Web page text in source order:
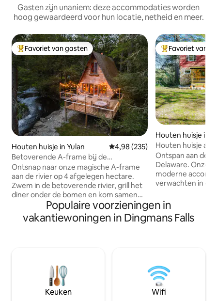
Gasten zijn unaniem: deze accommodaties worden
hoog gewaardeerd voor hun locatie, netheid en meer.
Topfavoriet van gasten
Favoriet van gasten
Houten huisje in Yulan Gemiddelde beoordeling van
4,98 (235)
Betoverende A-frame bij de
rivier|Vuurplaats|Magisch bos
Ontsnap naar onze magische A-frame
aan de rivier op 4 afgelegen hectare.
Zwem in de betoverende rivier, grill het
diner onder de bomen en kom samen
rond de vuurplaats onder fonkelende
lichtslingers en een hemel bezaaid met
eindeloze sterren. Bekijk herten,
zoek is naar een rustig toevluchtsoord.
Op enkele minuten van schilderachtige
wandelingen en avonturen op de
Delaware River die diep verbonden zijn
Topfavoriet van
Favoriet van
Houten huisje in
Houten huisje
Ontspan aan de
Delaware. Onze
moderne
verwachten in
die dit
droom maken die
handdoeken en
inbegrepen in
grill, houtkachel,
Populaire voorzieningen in
vakantiewoningen in Dingmans Falls
Keuken Wifi